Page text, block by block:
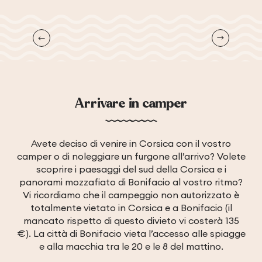
CORSICA VTC
Arrivare in camper
Avete deciso di venire in Corsica con il vostro
camper o di noleggiare un furgone all’arrivo? Volete
scoprire i paesaggi del sud della Corsica e i
panorami mozzafiato di Bonifacio al vostro ritmo?
Vi ricordiamo che il campeggio non autorizzato è
totalmente vietato in Corsica e a Bonifacio (il
mancato rispetto di questo divieto vi costerà 135
€). La città di Bonifacio vieta l’accesso alle spiagge
e alla macchia tra le 20 e le 8 del mattino.